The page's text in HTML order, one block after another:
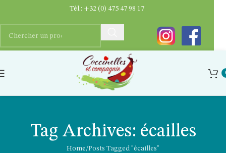
Tag Archives: écailles
Home Posts Tagged "écailles"
Tél.: +32 (0) 475 47 98 17